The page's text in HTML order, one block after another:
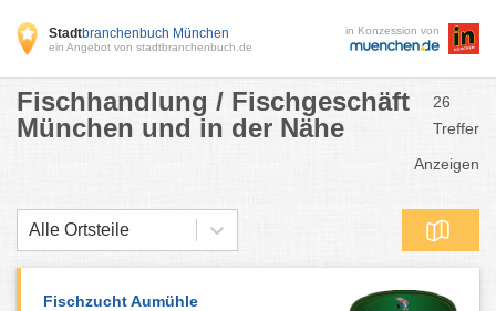
Stadtbranchenbuch München
ein Angebot von stadtbranchenbuch.de
in Konzession von
Fischhandlung / Fischgeschäft
München und in der Nähe
26
Treffer
Anzeigen
Alle Ortsteile
Fischzucht Aumühle